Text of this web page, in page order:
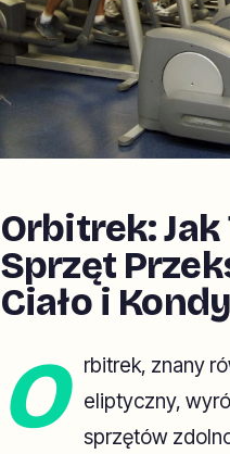
Orbitrek: Jak
Sprzęt
Ciało i
O
rbitrek, znany
eliptyczny,
sprzętów